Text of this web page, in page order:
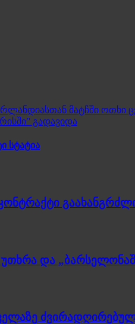
მატჩში ოთხი
გადავიდა
სტატია
და